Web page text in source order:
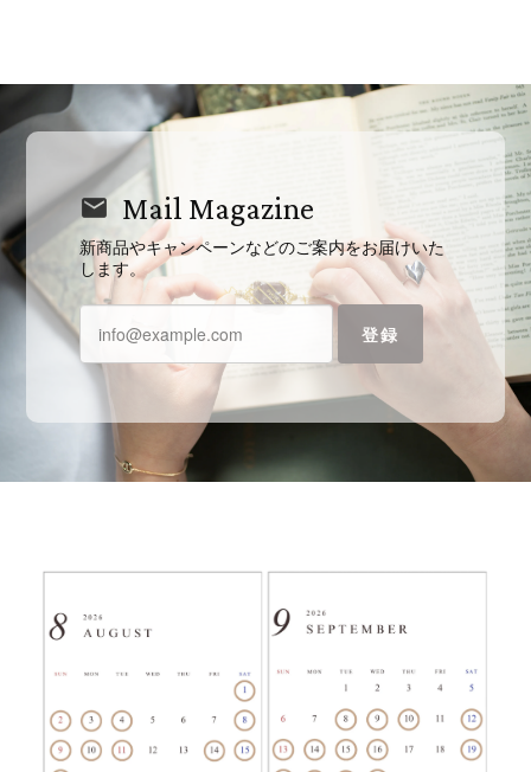
Mail Magazine
新商品やキャンペーンなどのご案内をお届けいた
します。
登録